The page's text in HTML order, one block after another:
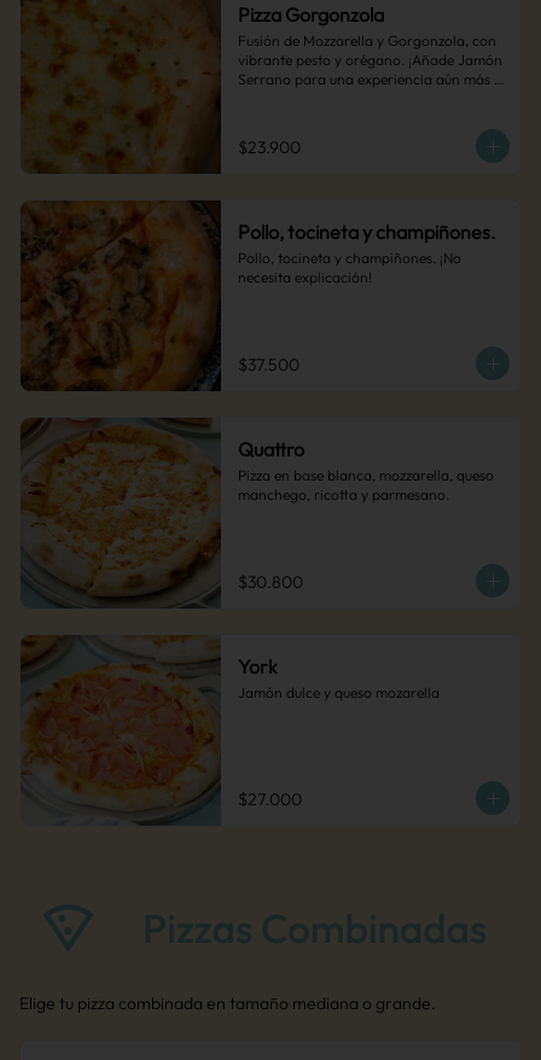
Pizza Gorgonzola
Fusión de Mozzarella y Gorgonzola, con
vibrante pesto y orégano. ¡Añade Jamón
Serrano para una experiencia aún más
$23.900
Pollo, tocineta y champiñones.
Pollo, tocineta y champiñones. ¡No
necesita explicación!
$37.500
Quattro
Pizza en base blanca, mozzarella, queso
manchego, ricotta y parmesano.
$30.800
York
Jamón dulce y queso mozarella
$27.000
Elige tu pizza combinada en tamaño mediana o grande.